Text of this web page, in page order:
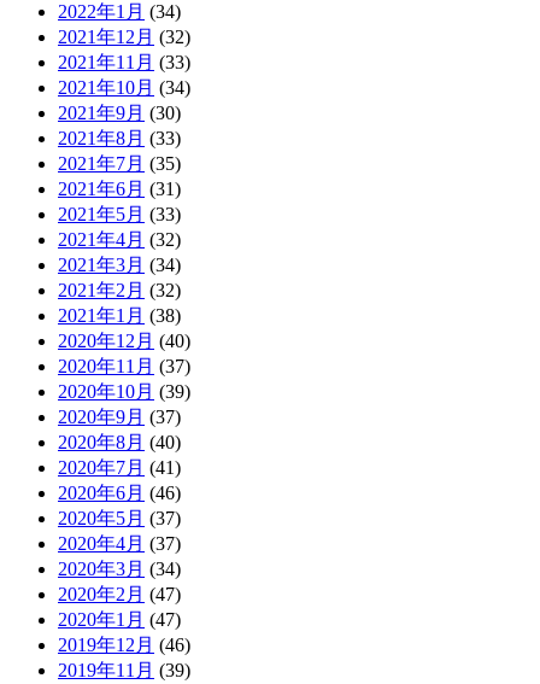
2022年1月 (34)
2021年12月 (32)
2021年11月 (33)
2021年10月 (34)
2021年9月 (30)
2021年8月 (33)
2021年7月 (35)
2021年6月 (31)
2021年5月 (33)
2021年4月 (32)
2021年3月 (34)
2021年2月 (32)
2021年1月 (38)
2020年12月 (40)
2020年11月 (37)
2020年10月 (39)
2020年9月 (37)
2020年8月 (40)
2020年7月 (41)
2020年6月 (46)
2020年5月 (37)
2020年4月 (37)
2020年3月 (34)
2020年2月 (47)
2020年1月 (47)
2019年12月 (46)
2019年11月 (39)